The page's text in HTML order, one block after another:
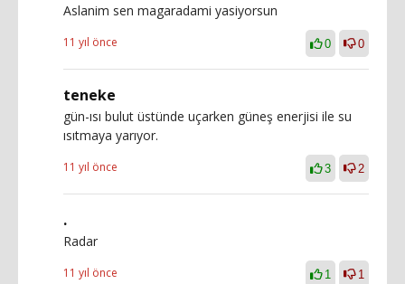
Aslanim sen magaradami yasiyorsun
11 yıl önce 0 0
teneke
gün-ısı bulut üstünde uçarken güneş enerjisi ile su
ısıtmaya yarıyor.
11 yıl önce 3 2
.
Radar
11 yıl önce 1 1